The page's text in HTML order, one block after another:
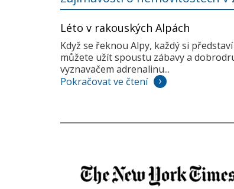
Léto v rakouských Alpách
Když se řeknou Alpy, každý si
můžete užít spoustu zábavy a
vyznavačem adrenalinu...
Pokračovat ve čtení